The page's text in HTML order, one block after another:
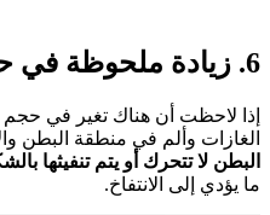
6. زيادة ملحوظة في حجم البطن:
إذا لاحظت أن هناك تغير في
الغازات وألم في منطقة البطن
البطن لا تتحرك أو يتم تنفيثها
ما يؤدي إلى الانتفاخ.